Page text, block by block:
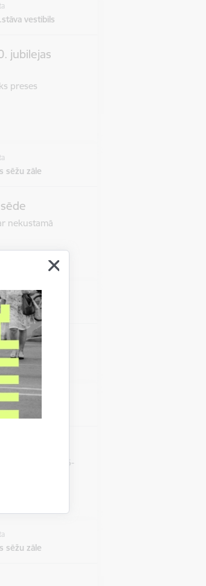
vestibils
jubilejas
preses
sēžu zāle
nekustamā
sēžu zāle
sēžu zāle
RD-20-186-
sēžu zāle